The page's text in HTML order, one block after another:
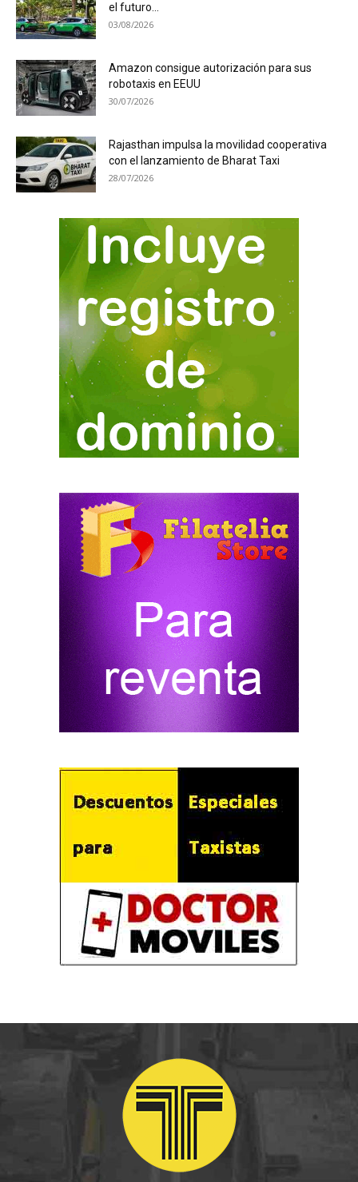
el futuro...
03/08/2026
Amazon consigue autorización para sus
robotaxis en EEUU
30/07/2026
Rajasthan impulsa la movilidad cooperativa
con el lanzamiento de Bharat Taxi
28/07/2026